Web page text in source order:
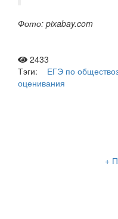
Фото: pixabay.com
2433
Тэги:
ЕГЭ по
оценивания
+